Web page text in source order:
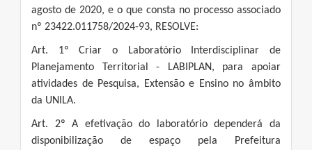
agosto de 2020, e o que consta no processo associado
nº 23422.011758/2024-93, RESOLVE:
Art. 1º Criar o Laboratório Interdisciplinar de
Planejamento Territorial - LABIPLAN, para apoiar
atividades de Pesquisa, Extensão e Ensino no âmbito
da UNILA.
Art. 2º A efetivação do laboratório dependerá da
disponibilização de espaço pela Prefeitura